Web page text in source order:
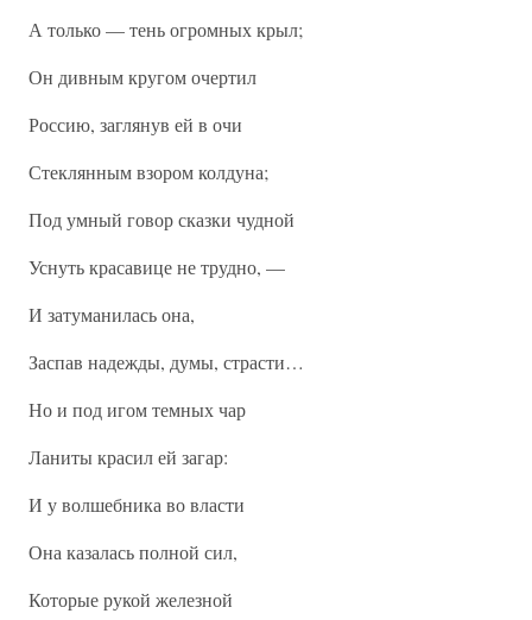
А только — тень огромных крыл;
Он дивным кругом очертил
Россию, заглянув ей в очи
Стеклянным взором колдуна;
Под умный говор сказки чудной
Уснуть красавице не трудно, —
И затуманилась она,
Заспав надежды, думы, страсти…
Но и под игом темных чар
Ланиты красил ей загар:
И у волшебника во власти
Она казалась полной сил,
Которые рукой железной